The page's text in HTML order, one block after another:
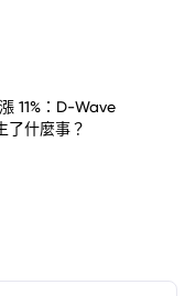
11%：D-Wave
了什麼事？